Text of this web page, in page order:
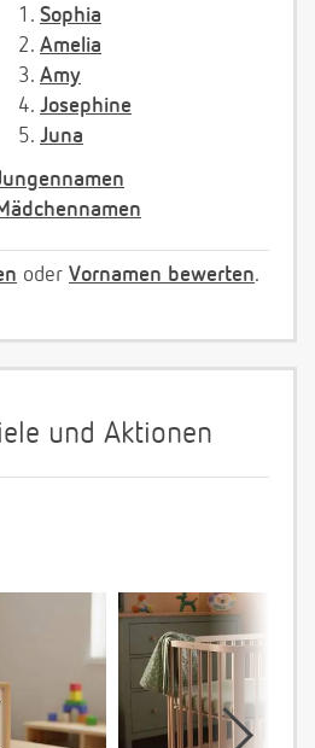
1. Sophia
2. Amelia
3. Amy
4. Josephine
5. Juna
oder Vornamen bewerten.
und Aktionen